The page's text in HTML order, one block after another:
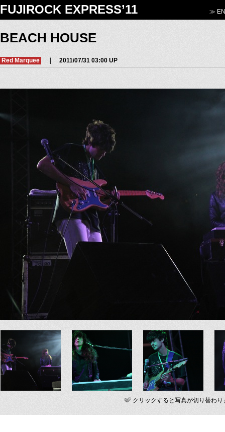
FUJIROCK EXPRESS’11 ≫
BEACH HOUSE
Red Marquee ｜ 2011/07/31 03:00 UP
クリックすると写真が切り替わり